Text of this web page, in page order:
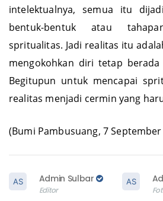
intelektualnya, semua itu
bentuk-bentuk atau
spritualitas. Jadi realitas itu
mengokohkan diri tetap
Begitupun untuk mencapai
realitas menjadi cermin yang
(Bumi Pambusuang, 7 September
Admin Sulbar
Editor